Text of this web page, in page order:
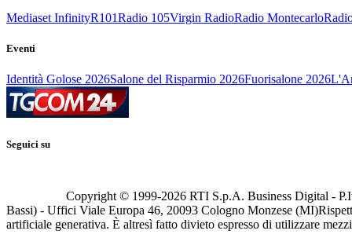
Mediaset InfinityR101Radio 105Virgin RadioRadio Montecarlo
Eventi
Identità Golose 2026Salone del Risparmio 2026Fuorisalone 2026
Seguici su
Copyright © 1999-2026 RTI S.p.A. Business Digital -
Bassi) - Uffici Viale Europa 46, 20093 Cologno Monzese (MI)
artificiale generativa. È altresì fatto divieto espresso di utilizzare